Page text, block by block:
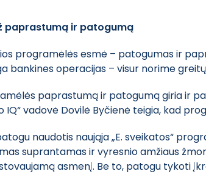
paprastumą ir patogumą
programėlės esmė – patogumas ir
bankines operacijas – visur norime
paprastumą ir patogumą giria ir
IQ“ vadovė Dovilė Byčienė teigia, kad
naudotis naująja „E. sveikatos“
suprantamas ir vyresnio amžiaus
asmenį. Be to, patogu tykoti